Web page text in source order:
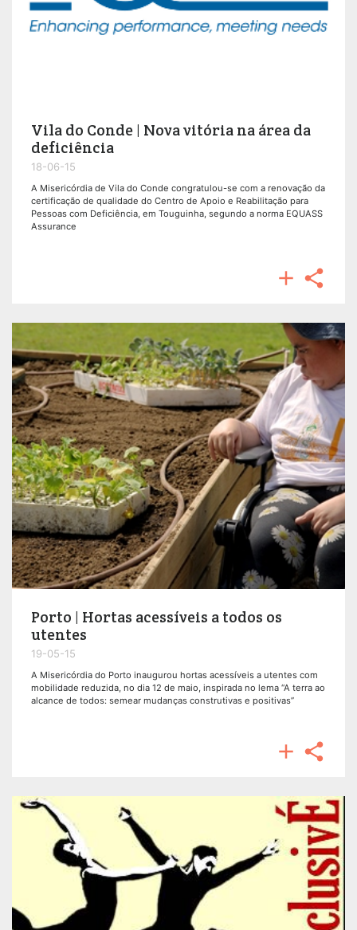
Vila do Conde | Nova vitória na área da
deficiência
18-06-15
A Misericórdia de Vila do Conde congratulou-se com a renovação da
certificação de qualidade do Centro de Apoio e Reabilitação para
Pessoas com Deficiência, em Touguinha, segundo a norma EQUASS
Assurance
 
Porto | Hortas acessíveis a todos os
utentes
19-05-15
A Misericórdia do Porto inaugurou hortas acessíveis a utentes com
mobilidade reduzida, no dia 12 de maio, inspirada no lema “A terra ao
alcance de todos: semear mudanças construtivas e positivas”
 